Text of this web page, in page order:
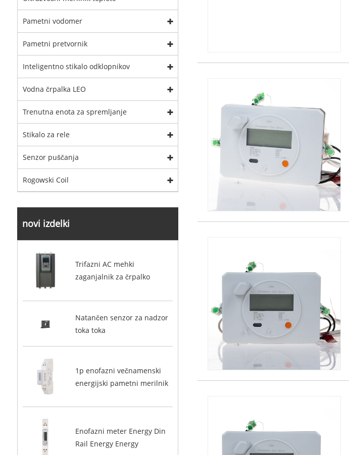
Pametni vodomer
Pametni pretvornik
Inteligentno stikalo odklopnikov
Vodna črpalka LEO
Trenutna enota za spremljanje
Stikalo za rele
Senzor puščanja
Rogowski Coil
novi izdelki
Trifazni AC mehki
zaganjalnik za črpalko
Natančen senzor za nadzor
toka toka
1p enofazni večnamenski
energijski pametni merilnik
Enofazni meter Energy Din
Rail Energy Energy